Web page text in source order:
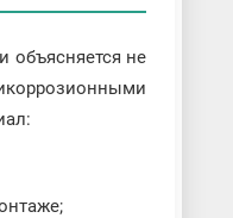
объясняется не